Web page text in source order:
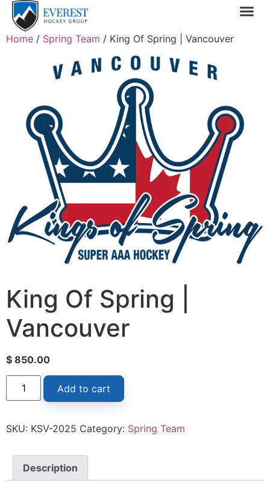
Home / Spring Team / King Of Spring | Vancouver
King Of Spring |
Vancouver
$ 850.00
Add to cart
SKU: KSV-2025 Category: Spring Team
Description